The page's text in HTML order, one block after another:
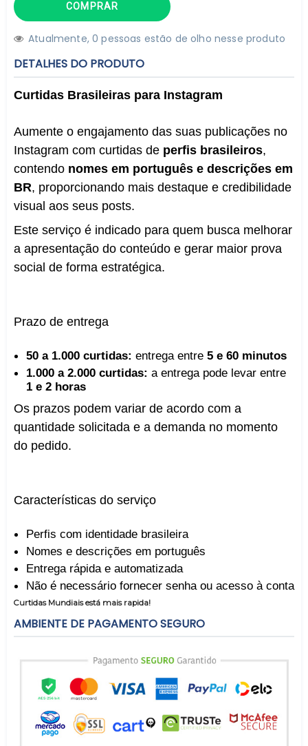
COMPRAR
Atualmente,0pessoas estão de olho nesse produto
DETALHES DO PRODUTO
Curtidas Brasileiras para Instagram
Aumente o engajamento das suas publicações no
Instagram com curtidas de perfis brasileiros,
contendo nomes em português e descrições em
BR, proporcionando mais destaque e credibilidade
visual aos seus posts.
Este serviço é indicado para quem busca melhorar
a apresentação do conteúdo e gerar maior prova
social de forma estratégica.
Prazo de entrega
50 a 1.000 curtidas: entrega entre 5 e 60 minutos
1.000 a 2.000 curtidas: a entrega pode levar entre
1 e 2 horas
Os prazos podem variar de acordo com a
quantidade solicitada e a demanda no momento
do pedido.
Características do serviço
Perfis com identidade brasileira
Nomes e descrições em português
Entrega rápida e automatizada
Não é necessário fornecer senha ou acesso à conta
Curtidas Mundiais está mais rapida!
AMBIENTE DE PAGAMENTO SEGURO